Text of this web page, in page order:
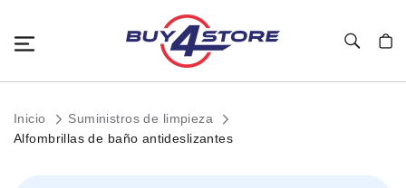
Inicio
Suministros de limpieza
Alfombrillas de baño antideslizantes